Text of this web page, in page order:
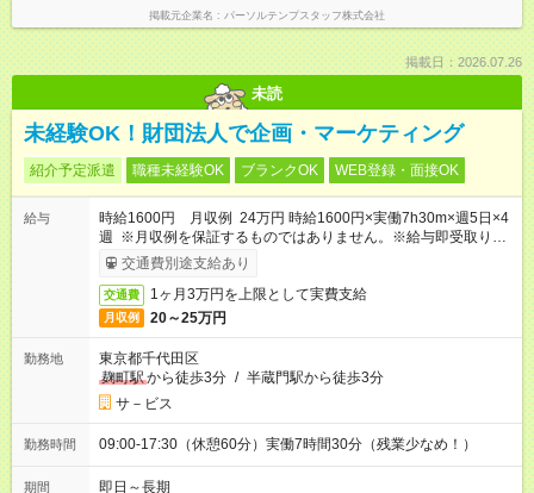
掲載元企業名 パーソルテンプスタッフ株式会社
掲載日：2026.07.26
未読
未経験OK！財団法人で企画・マーケティング
紹介予定派遣 職種未経験OK ブランクOK WEB登録・面接OK
給与
時給1600円 月収例 24万円 時給1600円×実働7h30m×週5日×4
週 ※月収例を保証するものではありません。※給与即受取りサ
ービス利用可（利用条件有）
交通費別途支給あり
交通費 1ヶ月3万円を上限として実費支給
月収例 20～25万円
勤務地
東京都千代田区
麹町駅から徒歩3分 / 半蔵門駅から徒歩3分
サ－ビス
勤務時間 09:00-17:30（休憩60分）実働7時間30分（残業少なめ！）
期間 即日～長期